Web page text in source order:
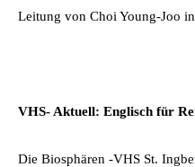
Leitung von Choi Young-Joo
VHS- Aktuell: Englisch für
Die Biosphären -VHS St.